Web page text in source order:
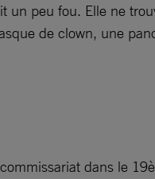
un peu fou. Elle ne
de clown, une
dans le